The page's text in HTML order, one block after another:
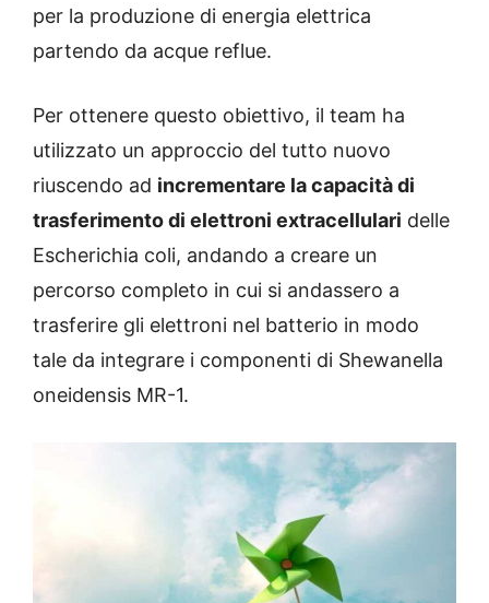
per la produzione di energia elettrica
partendo da acque reflue.
Per ottenere questo obiettivo, il team ha
utilizzato un approccio del tutto nuovo
riuscendo ad incrementare la capacità di
trasferimento di elettroni extracellulari delle
Escherichia coli, andando a creare un
percorso completo in cui si andassero a
trasferire gli elettroni nel batterio in modo
tale da integrare i componenti di Shewanella
oneidensis MR-1.